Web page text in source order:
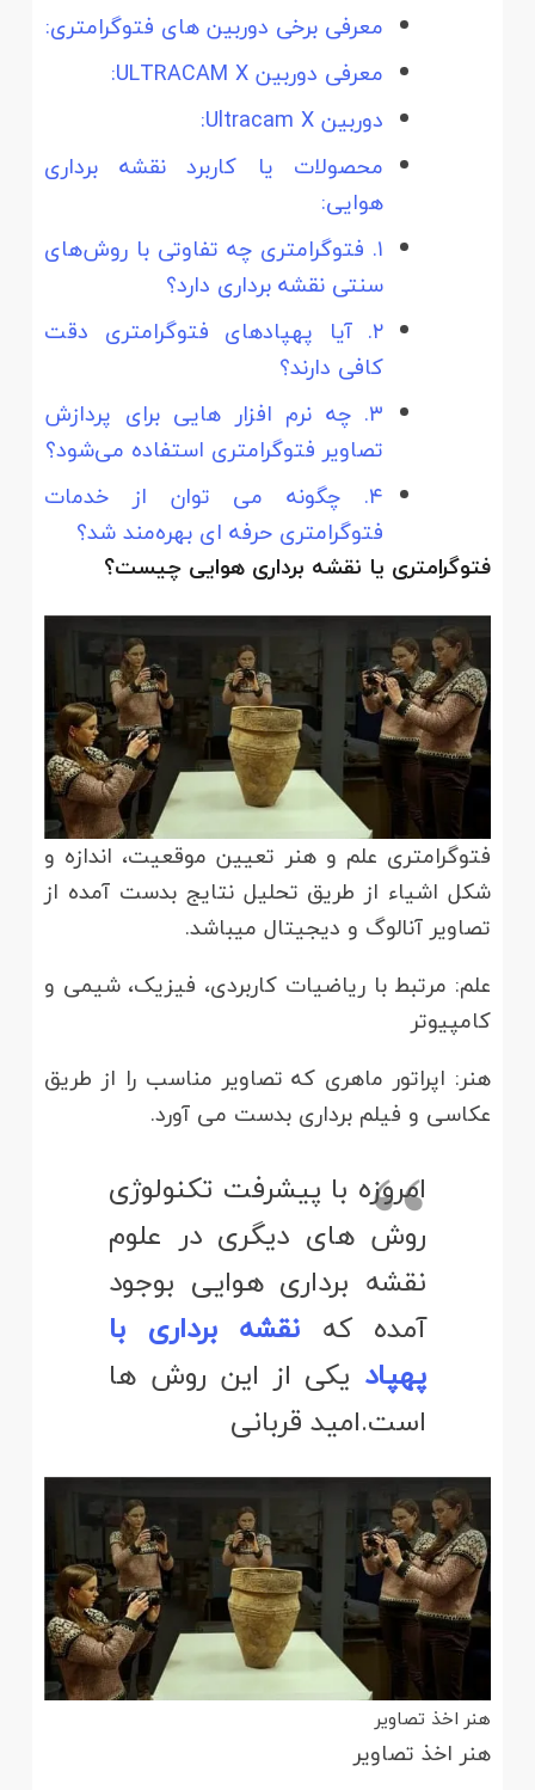
معرفی برخی دوربین­ های فتوگرامتری:
معرفی دوربین ULTRACAM X:
دوربین Ultracam X:
محصولات یا کاربرد نقشه برداری
هوایی:
۱. فتوگرامتری چه تفاوتی با روش‌های
سنتی نقشه‌ برداری دارد؟
۲. آیا پهپادهای فتوگرامتری دقت
کافی دارند؟
۳. چه نرم‌ افزار هایی برای پردازش
تصاویر فتوگرامتری استفاده می‌شود؟
۴. چگونه می‌ توان از خدمات
فتوگرامتری حرفه‌ ای بهره‌مند شد؟
فتوگرامتری یا نقشه برداری هوایی چیست؟
فتوگرامتری علم و هنر تعیین موقعیت، اندازه و
شکل اشیاء از طریق تحلیل نتایج بدست آمده از
تصاویر آنالوگ و دیجیتال می­باشد.
علم: مرتبط با ریاضیات کاربردی، فیزیک، شیمی و
کامپیوتر
هنر: اپراتور ماهری که تصاویر مناسب را از طریق
عکاسی و فیلم برداری بدست می­ آورد.
امروزه با پیشرفت تکنولوژی
روش های دیگری در علوم
نقشه برداری هوایی بوجود
آمده که نقشه برداری با
پهپاد یکی از این روش ها
است.امید قربانی
هنر اخذ تصاویر
هنر اخذ تصاویر